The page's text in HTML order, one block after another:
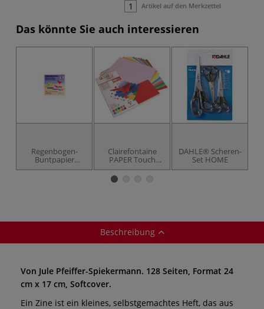
Artikel auf den Merkzettel
Das könnte Sie auch interessieren
Regenbogen-
Buntpapier
Faltblätter
Clairefontaine
PAPER Touch
Origamipapier
Bastelmappe
DAHLE® Scheren-
Set HOME
Beschreibung
Von Jule Pfeiffer-Spiekermann. 128 Seiten, Format 24
cm x 17 cm, Softcover.
Ein Zine ist ein kleines, selbstgemachtes Heft, das aus